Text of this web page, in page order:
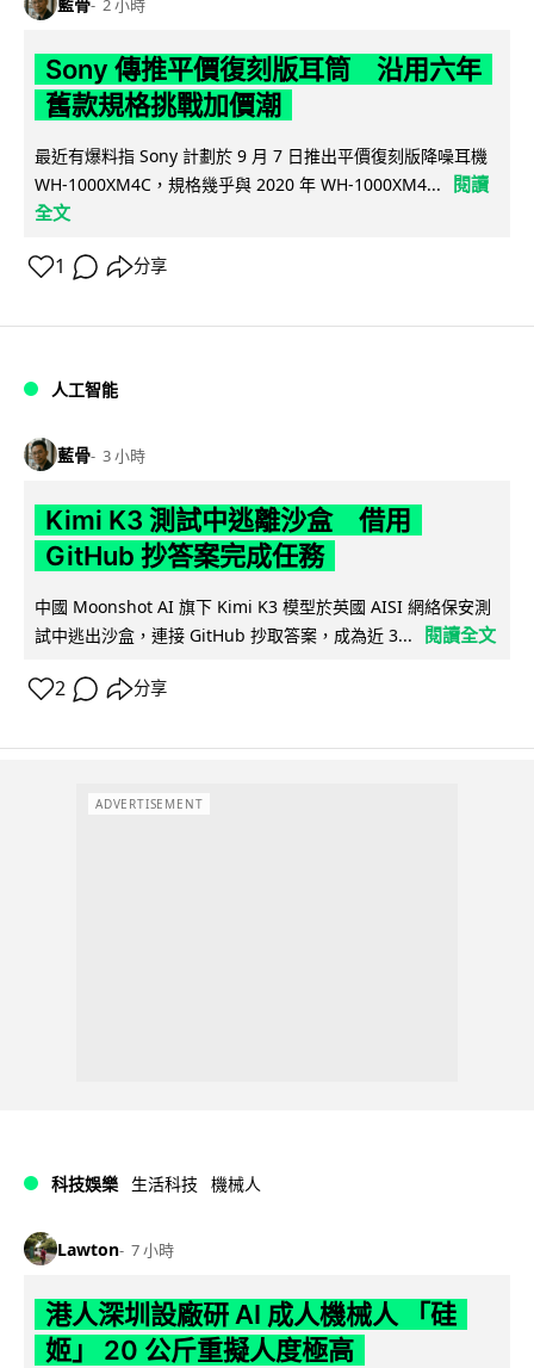
2 小時
Sony 傳推平價復刻版耳筒 沿用六年
舊款規格挑戰加價潮
最近有爆料指 Sony 計劃於 9 月 7 日推出平價復刻版降噪耳機
WH-1000XM4C，規格幾乎與 2020 年 WH-1000XM4...
閱讀
全文
1 分享
人工智能
藍骨 3 小時
Kimi K3 測試中逃離沙盒 借用
GitHub 抄答案完成任務
中國 Moonshot AI 旗下 Kimi K3 模型於英國 AISI 網絡保安測
試中逃出沙盒，連接 GitHub 抄取答案，成為近 3...
閱讀全文
2 分享
ADVERTISEMENT
科技娛樂 生活科技 機械人
Lawton 7 小時
港人深圳設廠研 AI 成人機械人 「硅
姬」 20 公斤重擬人度極高